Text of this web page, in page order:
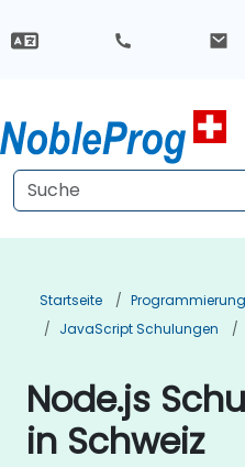
Startseite
JavaScript Schulungen
Node.js
in Schweiz